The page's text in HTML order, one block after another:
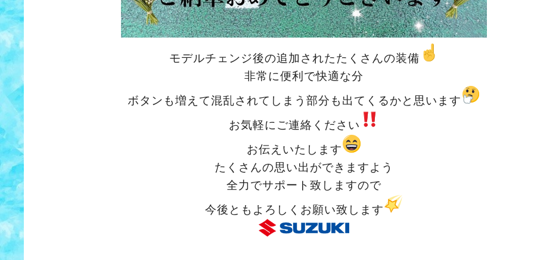
モデルチェンジ後の追加されたたくさんの装備
非常に便利で快適な分
ボタンも増えて混乱されてしまう部分も出てくるかと思います
お気軽にご連絡ください
お伝えいたします
たくさんの思い出ができますよう
全力でサポート致しますので
今後ともよろしくお願い致します